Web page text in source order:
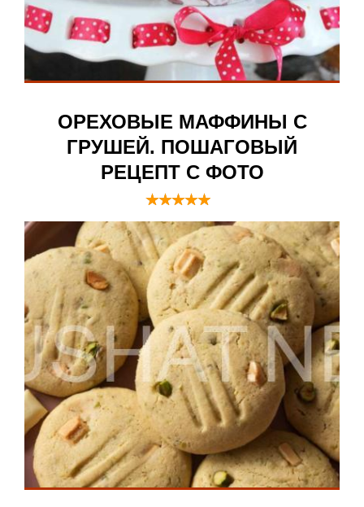
ОРЕХОВЫЕ МАФФИНЫ С
ГРУШЕЙ. ПОШАГОВЫЙ
РЕЦЕПТ С ФОТО